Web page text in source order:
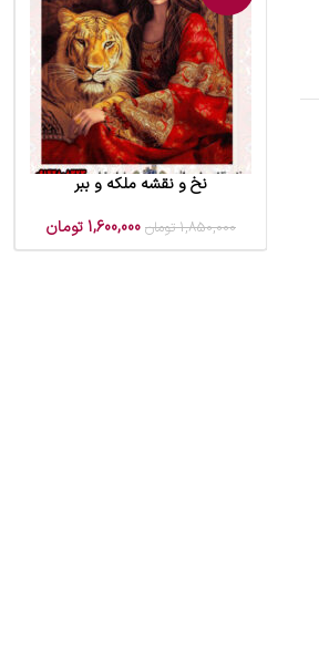
افزودن به سبد خرید
نخ و نقشه ملکه و ببر
1,850,000 تومان 1,600,000تومان